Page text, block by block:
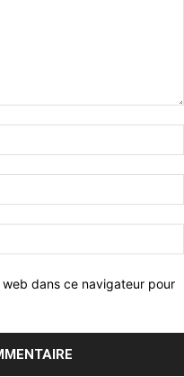
dans ce navigateur pour